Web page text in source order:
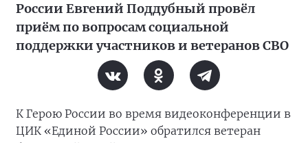
России Евгений Поддубный провёл
приём по вопросам социальной
поддержки участников и ветеранов СВО
К Герою России во время видеоконференции в
ЦИК «Единой России» обратился ветеран